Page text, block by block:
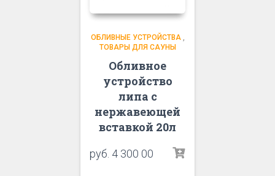
ОБЛИВНЫЕ УСТРОЙСТВА,
ТОВАРЫ ДЛЯ САУНЫ
Обливное
устройство
липа с
нержавеющей
вставкой 20л
руб. 4 300 00